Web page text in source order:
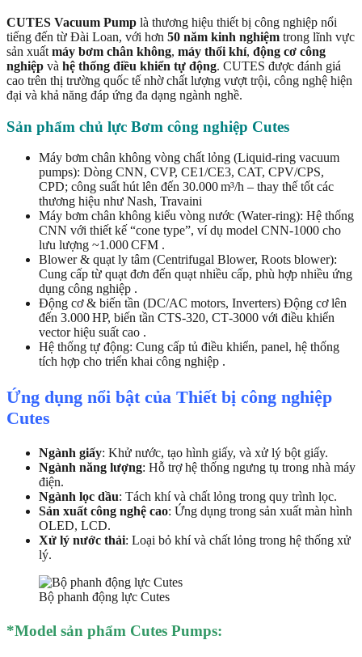
CUTES Vacuum Pump là thương hiệu thiết bị công nghiệp nổi
tiếng đến từ Đài Loan, với hơn 50 năm kinh nghiệm trong lĩnh vực
sản xuất máy bơm chân không, máy thổi khí, động cơ công
nghiệp và hệ thống điều khiển tự động. CUTES được đánh giá
cao trên thị trường quốc tế nhờ chất lượng vượt trội, công nghệ hiện
đại và khả năng đáp ứng đa dạng ngành nghề.
Sản phẩm chủ lực Bơm công nghiệp Cutes
Máy bơm chân không vòng chất lỏng (Liquid‑ring vacuum
pumps): Dòng CNN, CVP, CE1/CE3, CAT, CPV/CPS,
CPD; công suất hút lên đến 30.000 m³/h – thay thế tốt các
thương hiệu như Nash, Travaini
Máy bơm chân không kiểu vòng nước (Water‑ring): Hệ thống
CNN với thiết kế “cone type”, ví dụ model CNN‑1000 cho
lưu lượng ~1.000 CFM .
Blower & quạt ly tâm (Centrifugal Blower, Roots blower):
Cung cấp từ quạt đơn đến quạt nhiều cấp, phù hợp nhiều ứng
dụng công nghiệp .
Động cơ & biến tần (DC/AC motors, Inverters) Động cơ lên
đến 3.000 HP, biến tần CTS‑320, CT‑3000 với điều khiển
vector hiệu suất cao .
Hệ thống tự động: Cung cấp tủ điều khiển, panel, hệ thống
tích hợp cho triển khai công nghiệp .
Ứng dụng nổi bật của Thiết bị công nghiệp
Cutes
Ngành giấy: Khử nước, tạo hình giấy, và xử lý bột giấy.
Ngành năng lượng: Hỗ trợ hệ thống ngưng tụ trong nhà máy
điện.
Ngành lọc dầu: Tách khí và chất lỏng trong quy trình lọc.
Sản xuất công nghệ cao: Ứng dụng trong sản xuất màn hình
OLED, LCD.
Xử lý nước thải: Loại bỏ khí và chất lỏng trong hệ thống xử
lý.
Bộ phanh động lực Cutes
*Model sản phẩm Cutes Pumps: